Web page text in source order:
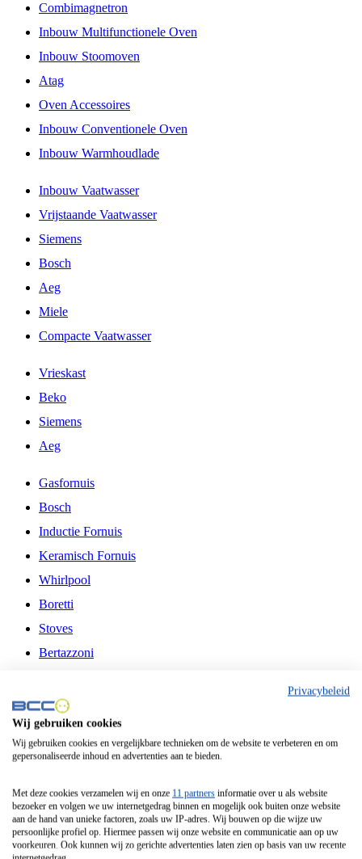
Combimagnetron
Inbouw Multifunctionele Oven
Inbouw Stoomoven
Atag
Oven Accessoires
Inbouw Conventionele Oven
Inbouw Warmhoudlade
Inbouw Vaatwasser
Vrijstaande Vaatwasser
Siemens
Bosch
Aeg
Miele
Compacte Vaatwasser
Vrieskast
Beko
Siemens
Aeg
Gasfornuis
Bosch
Inductie Fornuis
Keramisch Fornuis
Whirlpool
Boretti
Stoves
Bertazzoni
Fitelli
Airfryer
Frituurpan
Contactgrill
Broodbakmachine
Broodrooster
Privacybeleid
Wij gebruiken cookies
Wij gebruiken cookies en vergelijkbare technieken om de website te verbeteren en om
gepersonaliseerde inhoud en advertenties aan te bieden.
Met deze cookies verzamelen wij en onze 11 partners informatie over u als website
bezoeker en volgen we uw internetgedrag binnen en mogelijk ook buiten onze website
aan de hand van unieke factoren, zoals uw IP-adres. Wij bouwen op die wijze uw
persoonlijke profiel op. Hiermee passen wij onze website en communicatie aan op uw
voorkeuren. Ook kunnen wij zo gerichte advertenties laten zien op basis van uw recente